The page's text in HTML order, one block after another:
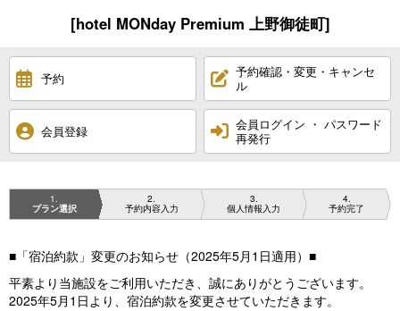
[hotel MONday Premium 上野御徒町]
予約
予約確認・変更・キャンセ
ル
会員登録
会員ログイン ・ パスワード
再発行
1
プラン選択
2
予約内容入力
3
個人情報入力
4
予約完了
■「宿泊約款」変更のお知らせ（2025年5月1日適用）■
平素より当施設をご利用いただき、誠にありがとうございます。
2025年5月1日より、宿泊約款を変更させていただきます。